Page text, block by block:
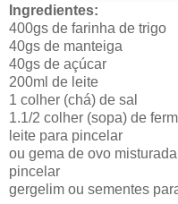
Ingredientes:
400gs de farinha de trigo
40gs de manteiga
40gs de açúcar
200ml de leite
1 colher (chá) de sal
1.1/2 colher (sopa) de
leite para pincelar
ou gema de ovo
pincelar
gergelim ou sementes